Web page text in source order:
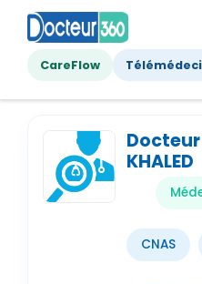
CareFlow
Docteur
KHALED
CNAS